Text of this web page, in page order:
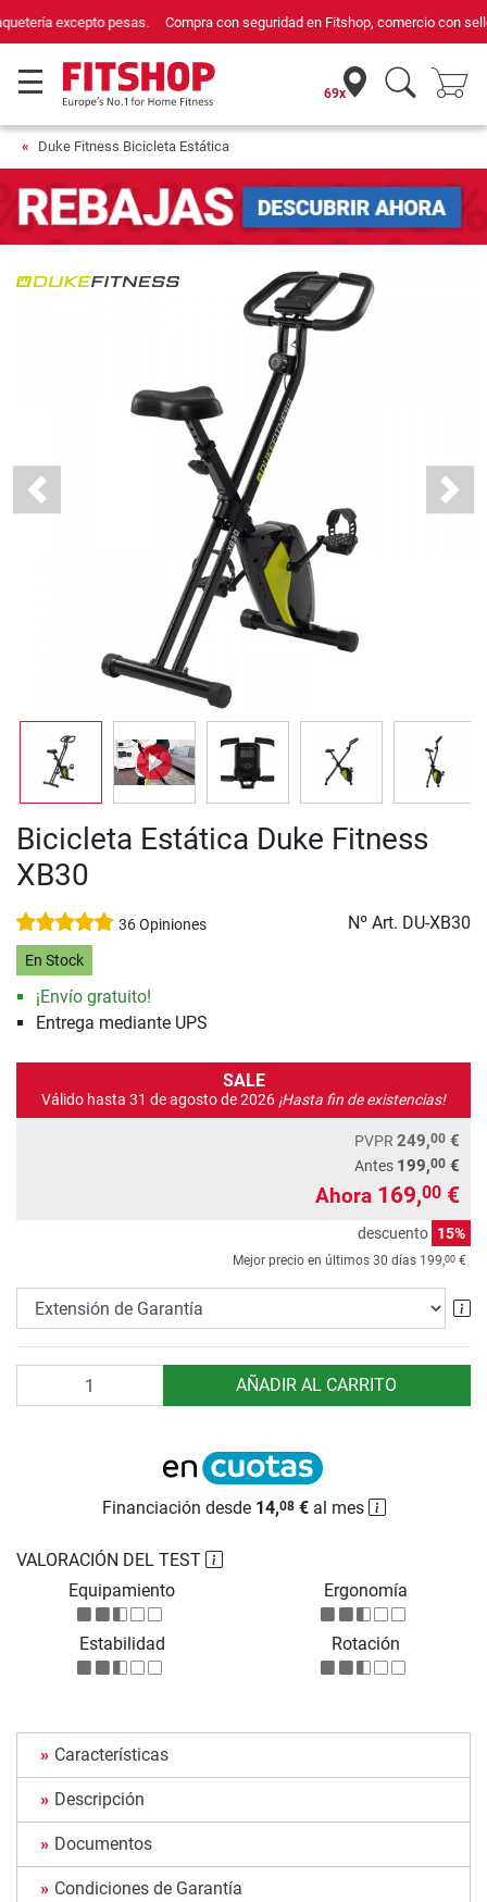
Compra con seguridad en Fitshop, comercio con sello de Confianza Online.
69x
Duke Fitness Bicicleta Estática
Previous Next
Bicicleta Estática Duke Fitness
XB30
36 Opiniones Nº Art. DU-XB30
En Stock
¡Envío gratuito!
Entrega mediante UPS
SALE
Válido hasta 31 de agosto de 2026 ¡Hasta fin de existencias!
PVPR 249,00 €
Antes 199,00 €
Ahora 169,00 €
descuento 15%
Mejor precio en últimos 30 días 199,00 €
AÑADIR AL CARRITO
VALORACIÓN DEL TEST
Equipamiento
Ergonomía
Estabilidad Rotación
Financiación desde 14,08€al mes
Características
Descripción
Documentos
Condiciones de Garantía